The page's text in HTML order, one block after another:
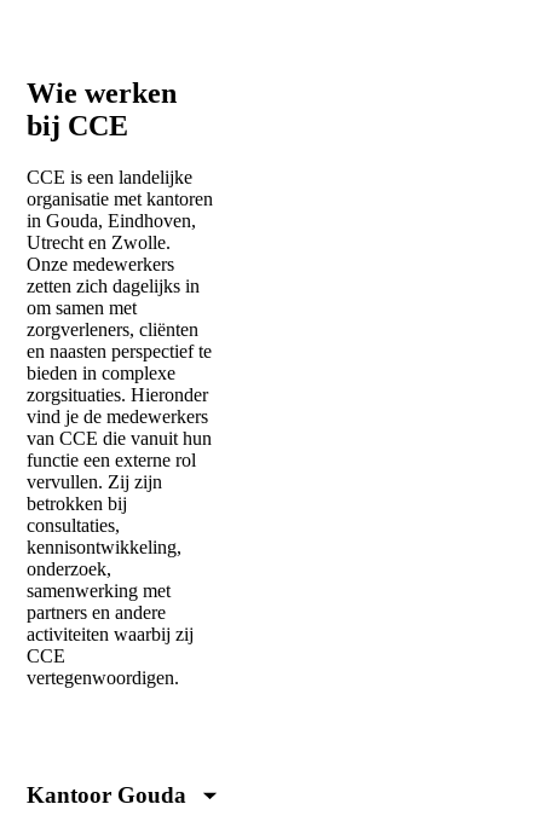
Wie werken
bij CCE
CCE is een landelijke
organisatie met kantoren
in Gouda, Eindhoven,
Utrecht en Zwolle.
Onze medewerkers
zetten zich dagelijks in
om samen met
zorgverleners, cliënten
en naasten perspectief te
bieden in complexe
zorgsituaties. Hieronder
vind je de medewerkers
van CCE die vanuit hun
functie een externe rol
vervullen. Zij zijn
betrokken bij
consultaties,
kennisontwikkeling,
onderzoek,
samenwerking met
partners en andere
activiteiten waarbij zij
CCE
vertegenwoordigen.
Kantoor Gouda